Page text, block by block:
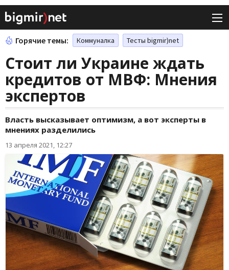
Горячие темы: Коммуналка Тесты bigmir)net
Стоит ли Украине ждать
кредитов от МВФ: Мнения
экспертов
Власть высказывает оптимизм, а вот эксперты в
мнениях разделились
13 апреля 2021, 12:27